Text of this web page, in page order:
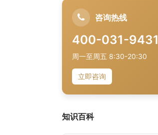
咨询热线
400-031-9431
周一至周五 8:30-20:30
立即咨询
知识百科